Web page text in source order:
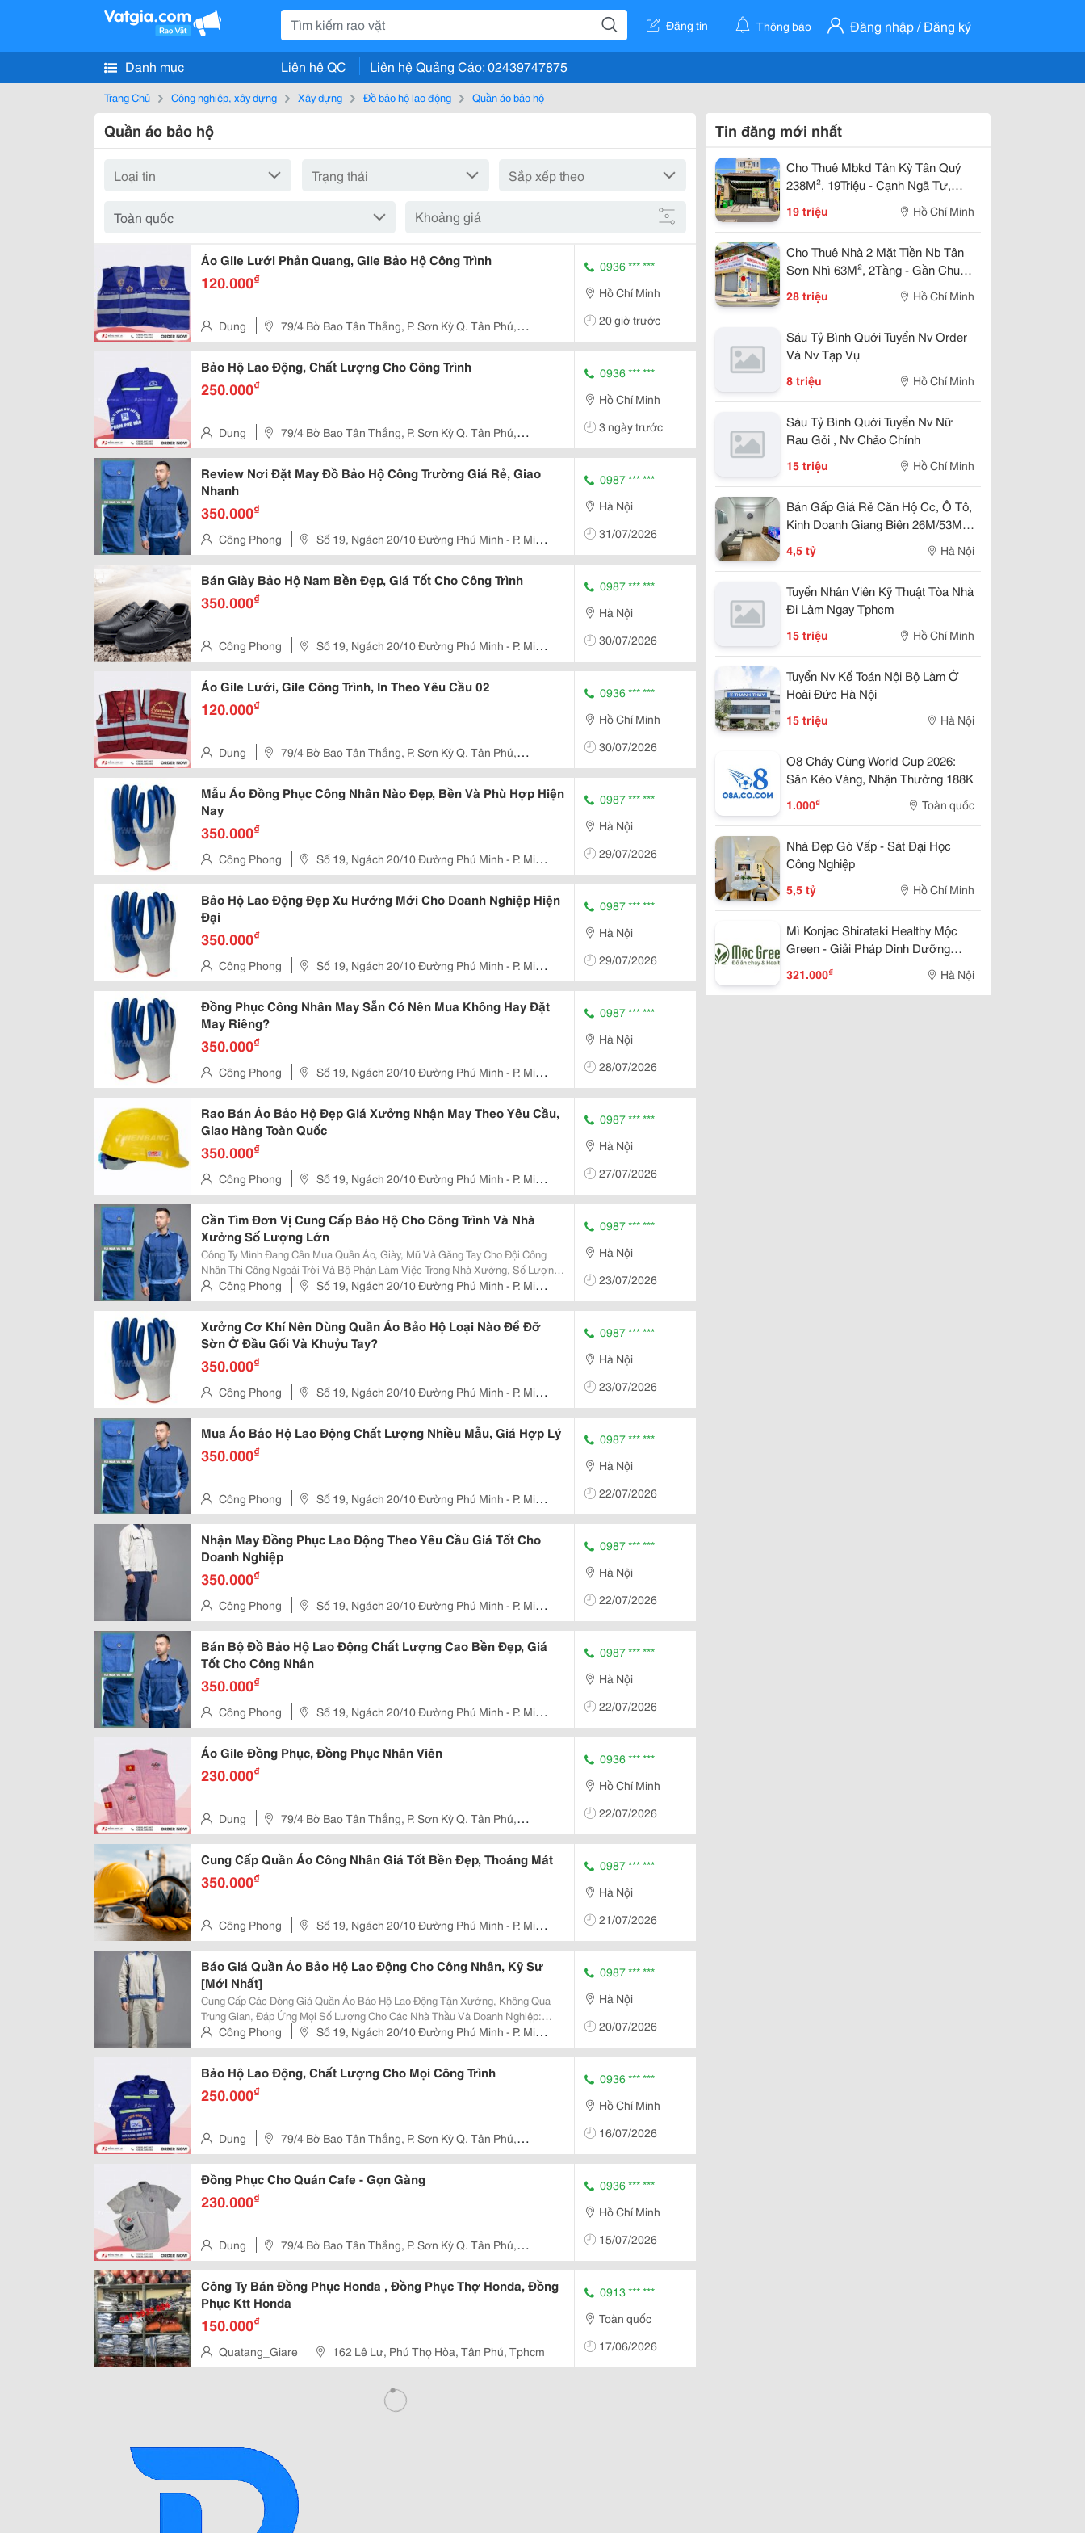
Đăng tin Thông báo Đăng nhập / Đăng ký
Danh mục Liên hệ QC Liên hệ Quảng Cáo: 02439747875
Trang Chủ Công nghiệp, xây dựng Xây dựng Đồ bảo hộ lao động Quần áo bảo hộ
Quần áo bảo hộ
Khoảng giá
Áo Gile Lưới Phản Quang, Gile Bảo Hộ Công Trình
120.000₫
Dung
79/4 Bờ Bao Tân Thắng, P. Sơn Kỳ Q. Tân Phú,
Tp.hcm
0936 *** ***
Hồ Chí Minh
20 giờ trước
Bảo Hộ Lao Động, Chất Lượng Cho Công Trình
250.000₫
Dung
79/4 Bờ Bao Tân Thắng, P. Sơn Kỳ Q. Tân Phú,
Tp.hcm
0936 *** ***
Hồ Chí Minh
3 ngày trước
Review Nơi Đặt May Đồ Bảo Hộ Công Trường Giá Rẻ, Giao
Nhanh
350.000₫
Công Phong
Số 19, Ngách 20/10 Đường Phú Minh - P. Minh
Khai - Q
0987 *** ***
Hà Nội
31/07/2026
Bán Giày Bảo Hộ Nam Bền Đẹp, Giá Tốt Cho Công Trình
350.000₫
Công Phong
Số 19, Ngách 20/10 Đường Phú Minh - P. Minh
Khai - Q
0987 *** ***
Hà Nội
30/07/2026
Áo Gile Lưới, Gile Công Trình, In Theo Yêu Cầu 02
120.000₫
Dung
79/4 Bờ Bao Tân Thắng, P. Sơn Kỳ Q. Tân Phú,
Tp.hcm
0936 *** ***
Hồ Chí Minh
30/07/2026
Mẫu Áo Đồng Phục Công Nhân Nào Đẹp, Bền Và Phù Hợp Hiện
Nay
350.000₫
Công Phong
Số 19, Ngách 20/10 Đường Phú Minh - P. Minh
Khai - Q
0987 *** ***
Hà Nội
29/07/2026
Bảo Hộ Lao Động Đẹp Xu Hướng Mới Cho Doanh Nghiệp Hiện
Đại
350.000₫
Công Phong
Số 19, Ngách 20/10 Đường Phú Minh - P. Minh
Khai - Q
0987 *** ***
Hà Nội
29/07/2026
Đồng Phục Công Nhân May Sẵn Có Nên Mua Không Hay Đặt
May Riêng?
350.000₫
Công Phong
Số 19, Ngách 20/10 Đường Phú Minh - P. Minh
Khai - Q
0987 *** ***
Hà Nội
28/07/2026
Rao Bán Áo Bảo Hộ Đẹp Giá Xưởng Nhận May Theo Yêu Cầu,
Giao Hàng Toàn Quốc
350.000₫
Công Phong
Số 19, Ngách 20/10 Đường Phú Minh - P. Minh
Khai - Q
0987 *** ***
Hà Nội
27/07/2026
Cần Tìm Đơn Vị Cung Cấp Bảo Hộ Cho Công Trình Và Nhà
Xưởng Số Lượng Lớn
Công Ty Mình Đang Cần Mua Quần Áo, Giày, Mũ Và Găng Tay Cho Đội Công
Nhân Thi Công Ngoài Trời Và Bộ Phận Làm Việc Trong Nhà Xưởng, Số Lượng
Khoảng 30&Ndash;50 Người Nên Muốn Tìm Nhà Cung Cấp Ổn Định Lâu Dài.
Mình Có Tham Khảo Bảo Hộ Thiên Bằng Và...
Công Phong
Số 19, Ngách 20/10 Đường Phú Minh - P. Minh
Khai - Q
0987 *** ***
Hà Nội
23/07/2026
Xưởng Cơ Khí Nên Dùng Quần Áo Bảo Hộ Loại Nào Để Đỡ
Sờn Ở Đầu Gối Và Khuỷu Tay?
350.000₫
Công Phong
Số 19, Ngách 20/10 Đường Phú Minh - P. Minh
Khai - Q
0987 *** ***
Hà Nội
23/07/2026
Mua Áo Bảo Hộ Lao Động Chất Lượng Nhiều Mẫu, Giá Hợp Lý
350.000₫
Công Phong
Số 19, Ngách 20/10 Đường Phú Minh - P. Minh
Khai - Q
0987 *** ***
Hà Nội
22/07/2026
Nhận May Đồng Phục Lao Động Theo Yêu Cầu Giá Tốt Cho
Doanh Nghiệp
350.000₫
Công Phong
Số 19, Ngách 20/10 Đường Phú Minh - P. Minh
Khai - Q
0987 *** ***
Hà Nội
22/07/2026
Bán Bộ Đồ Bảo Hộ Lao Động Chất Lượng Cao Bền Đẹp, Giá
Tốt Cho Công Nhân
350.000₫
Công Phong
Số 19, Ngách 20/10 Đường Phú Minh - P. Minh
Khai - Q
0987 *** ***
Hà Nội
22/07/2026
Áo Gile Đồng Phục, Đồng Phục Nhân Viên
230.000₫
Dung
79/4 Bờ Bao Tân Thắng, P. Sơn Kỳ Q. Tân Phú,
Tp.hcm
0936 *** ***
Hồ Chí Minh
22/07/2026
Cung Cấp Quần Áo Công Nhân Giá Tốt Bền Đẹp, Thoáng Mát
350.000₫
Công Phong
Số 19, Ngách 20/10 Đường Phú Minh - P. Minh
Khai - Q
0987 *** ***
Hà Nội
21/07/2026
Báo Giá Quần Áo Bảo Hộ Lao Động Cho Công Nhân, Kỹ Sư
[Mới Nhất]
Cung Cấp Các Dòng Giá Quần Áo Bảo Hộ Lao Động Tận Xưởng, Không Qua
Trung Gian, Đáp Ứng Mọi Số Lượng Cho Các Nhà Thầu Và Doanh Nghiệp:
Quần Áo Bảo Hộ Vải Kaki Liên Doanh: Giá Chỉ Từ 110.000Đ &Ndash;
145.000Đ/Bộ (Bền Đẹp, Thấm Hút Mồ Hôi Tốt, Phù...
Công Phong
Số 19, Ngách 20/10 Đường Phú Minh - P. Minh
Khai - Q
0987 *** ***
Hà Nội
20/07/2026
Bảo Hộ Lao Động, Chất Lượng Cho Mọi Công Trình
250.000₫
Dung
79/4 Bờ Bao Tân Thắng, P. Sơn Kỳ Q. Tân Phú,
Tp.hcm
0936 *** ***
Hồ Chí Minh
16/07/2026
Đồng Phục Cho Quán Cafe - Gọn Gàng
230.000₫
Dung
79/4 Bờ Bao Tân Thắng, P. Sơn Kỳ Q. Tân Phú,
Tp.hcm
0936 *** ***
Hồ Chí Minh
15/07/2026
Công Ty Bán Đồng Phục Honda , Đồng Phục Thợ Honda, Đồng
Phục Ktt Honda
150.000₫
Quatang_Giare 162 Lê Lư, Phú Thọ Hòa, Tân Phú, Tphcm
0913 *** ***
Toàn quốc
17/06/2026
Tin đăng mới nhất
Cho Thuê Mbkd Tân Kỳ Tân Quý
238M², 19Triệu - Cạnh Ngã Tư,
19 triệu Hồ Chí Minh
Cho Thuê Nhà 2 Mặt Tiền Nb Tân
Sơn Nhì 63M², 2Tầng - Gần Chung
28 triệu Hồ Chí Minh
Sáu Tỷ Bình Quới Tuyển Nv Order
Và Nv Tạp Vụ
8 triệu Hồ Chí Minh
Sáu Tỷ Bình Quới Tuyển Nv Nữ
Rau Gỏi , Nv Chảo Chính
15 triệu Hồ Chí Minh
Bán Gấp Giá Rẻ Căn Hộ Cc, Ô Tô,
Kinh Doanh Giang Biên 26M/53M,
T1&2, Mặt Tiền 3, 4.5 Tỷ Long Biên.
4,5 tỷ Hà Nội
Tuyển Nhân Viên Kỹ Thuật Tòa Nhà
Đi Làm Ngay Tphcm
15 triệu Hồ Chí Minh
Tuyển Nv Kế Toán Nội Bộ Làm Ở
Hoài Đức Hà Nội
15 triệu Hà Nội
O8 Cháy Cùng World Cup 2026:
Săn Kèo Vàng, Nhận Thưởng 188K
1.000₫ Toàn quốc
Nhà Đẹp Gò Vấp - Sát Đại Học
Công Nghiệp
5,5 tỷ Hồ Chí Minh
Mì Konjac Shirataki Healthy Mộc
Green - Giải Pháp Dinh Dưỡng
Lành Mạnh Cho Cuộc Sống Hiện
Đại
321.000₫ Hà Nội